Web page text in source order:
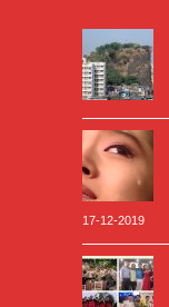
17-12-2019